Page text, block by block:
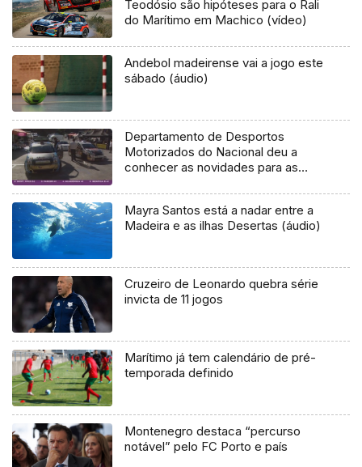
Teodósio são hipóteses para o Rali
do Marítimo em Machico (vídeo)
Andebol madeirense vai a jogo este
sábado (áudio)
Departamento de Desportos
Motorizados do Nacional deu a
conhecer as novidades para as
Mayra Santos está a nadar entre a
Madeira e as ilhas Desertas (áudio)
Cruzeiro de Leonardo quebra série
invicta de 11 jogos
Marítimo já tem calendário de pré-
temporada definido
Montenegro destaca “percurso
notável” pelo FC Porto e país